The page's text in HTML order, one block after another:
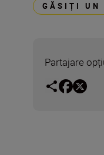
GĂSIȚI UN
Partajare